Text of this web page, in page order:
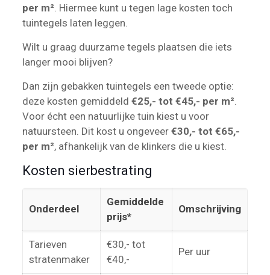
per m². Hiermee kunt u tegen lage kosten toch
tuintegels laten leggen.
Wilt u graag duurzame tegels plaatsen die iets
langer mooi blijven?
Dan zijn gebakken tuintegels een tweede optie:
deze kosten gemiddeld €25,- tot €45,- per m².
Voor écht een natuurlijke tuin kiest u voor
natuursteen. Dit kost u ongeveer €30,- tot €65,-
per m², afhankelijk van de klinkers die u kiest.
Kosten sierbestrating
Onderdeel
Gemiddelde
prijs*
Omschrijving
Tarieven
stratenmaker
€30,- tot
€40,-
Per uur